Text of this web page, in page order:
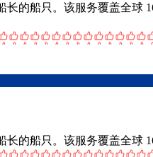
的船只。该服务覆盖全球
的船只。该服务覆盖全球